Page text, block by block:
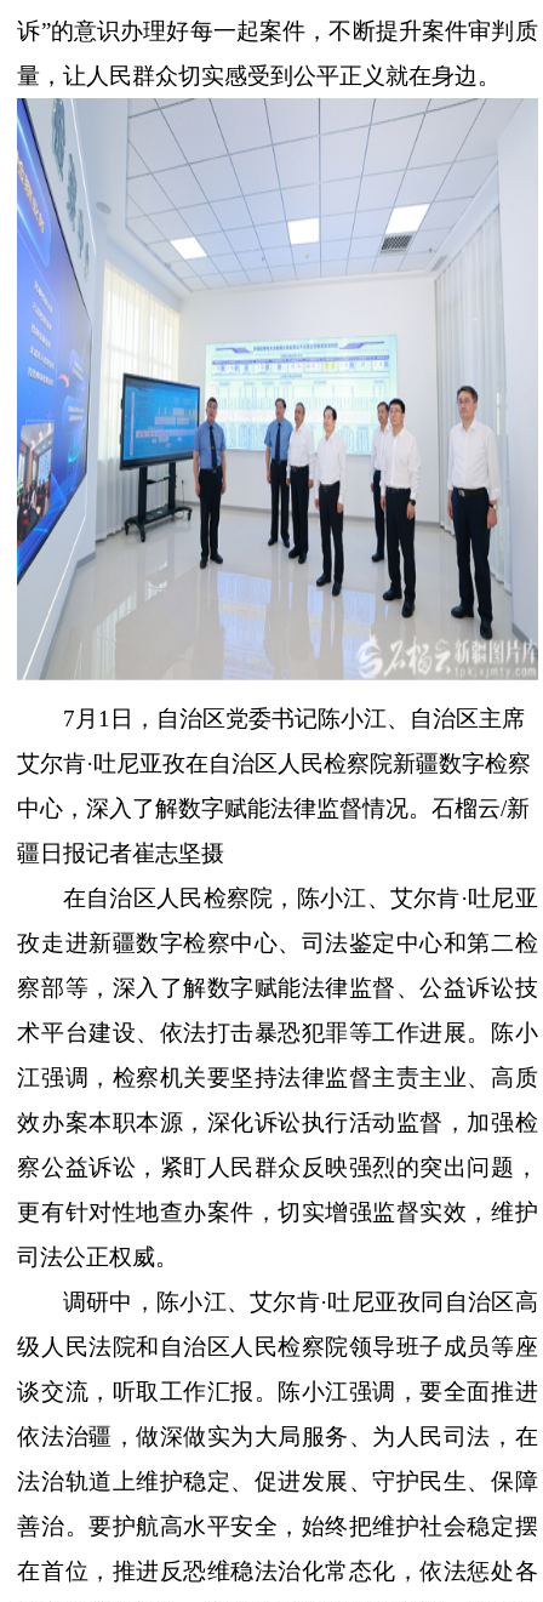
诉”的意识办理好每一起案件，不断提升案件审判质
量，让人民群众切实感受到公平正义就在身边。
7月1日，自治区党委书记陈小江、自治区主席
艾尔肯·吐尼亚孜在自治区人民检察院新疆数字检察
中心，深入了解数字赋能法律监督情况。石榴云/新
疆日报记者崔志坚摄
在自治区人民检察院，陈小江、艾尔肯·吐尼亚
孜走进新疆数字检察中心、司法鉴定中心和第二检
察部等，深入了解数字赋能法律监督、公益诉讼技
术平台建设、依法打击暴恐犯罪等工作进展。陈小
江强调，检察机关要坚持法律监督主责主业、高质
效办案本职本源，深化诉讼执行活动监督，加强检
察公益诉讼，紧盯人民群众反映强烈的突出问题，
更有针对性地查办案件，切实增强监督实效，维护
司法公正权威。
调研中，陈小江、艾尔肯·吐尼亚孜同自治区高
级人民法院和自治区人民检察院领导班子成员等座
谈交流，听取工作汇报。陈小江强调，要全面推进
依法治疆，做深做实为大局服务、为人民司法，在
法治轨道上维护稳定、促进发展、守护民生、保障
善治。要护航高水平安全，始终把维护社会稳定摆
在首位，推进反恐维稳法治化常态化，依法惩处各